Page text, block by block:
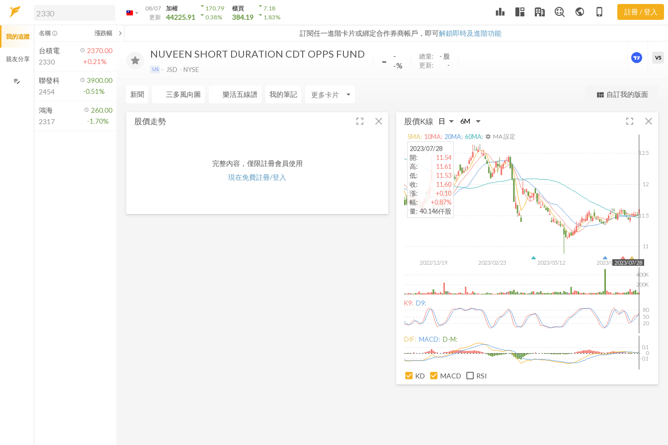
arrow_drop_down
08/07
更新
加權
44225.91
arrow_drop_down170.79
arrow_drop_down0.38%
櫃買
384.19
arrow_drop_down7.18
arrow_drop_down1.83% leaderboard public phone_iphone 註冊 / 登入
訂閱任一進階卡片或綁定合作券商帳戶，即可解鎖即時及進階功能
解鎖即時行情及進階功能
方案」，即可解鎖以下功能：
即時行情
即時市況與排行
成交金額熱力圖
前往方案訂閱
如何綁定合作券商
JSD 股價走勢
NUVEEN SHORT DURATION CDT OPPS FUND
US JSD NYSE -
-
-%
總量: - 股
更新:
-
更強大的進階價量圖表
VS
新聞 三多風向圖 樂活五線譜 我的筆記 arrow_drop_down view_quilt 自訂我的版面
股價走勢 fullscreen close
完整內容，僅限註冊會員使用
現在免費註冊/登入
股價K線 fullscreen close
2022/12/19 2023/02/23 2023/05/12 2023/06/30
11
11.5
12
12.5
2023/07/28
200K
400K
2023/07/28
開:
11.54
高:
11.61
低:
11.53
收:
11.60
漲:
+0.10
幅:
+0.87%
量: 40.146仟股
5MA: 10MA: 20MA: 60MA: settings MA 設定
K9: D9:
20
50
80
DIF: MACD: D-M:
-0.1
0
0.1
KD MACD RSI
我的追蹤
親友分享
edit_note
名稱 info_outline 漲跌幅 chevron_left
台積電
2330
2370.00
+0.21%
聯發科
2454
3900.00
-0.51%
鴻海
2317
260.00
-1.70%